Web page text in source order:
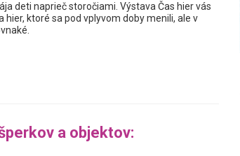
deti naprieč storočiami. Výstava Čas hier vás
ktoré sa pod vplyvom doby menili, ale v
a objektov: